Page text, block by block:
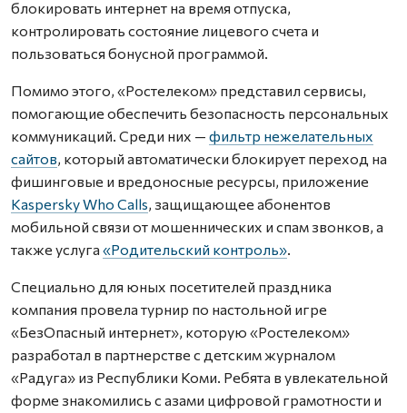
блокировать интернет на время отпуска,
контролировать состояние лицевого счета и
пользоваться бонусной программой.
Помимо этого, «Ростелеком» представил сервисы,
помогающие обеспечить безопасность персональных
коммуникаций. Среди них — фильтр нежелательных
сайтов, который автоматически блокирует переход на
фишинговые и вредоносные ресурсы, приложение
Kaspersky Who Calls, защищающее абонентов
мобильной связи от мошеннических и спам звонков, а
также услуга «Родительский контроль».
Специально для юных посетителей праздника
компания провела турнир по настольной игре
«БезОпасный интернет», которую «Ростелеком»
разработал в партнерстве с детским журналом
«Радуга» из Республики Коми. Ребята в увлекательной
форме знакомились с азами цифровой грамотности и